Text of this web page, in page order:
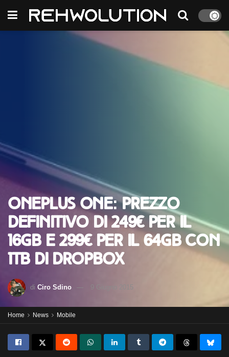
OnePlus One: prezzo
definitivo di 249€ per il
16GB e 299€ per il 64GB con
1TB di DropBox
di Ciro Sdino 9 Giugno 2015
Home News Mobile